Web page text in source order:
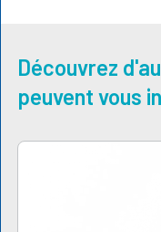
Découvrez
peuvent vous